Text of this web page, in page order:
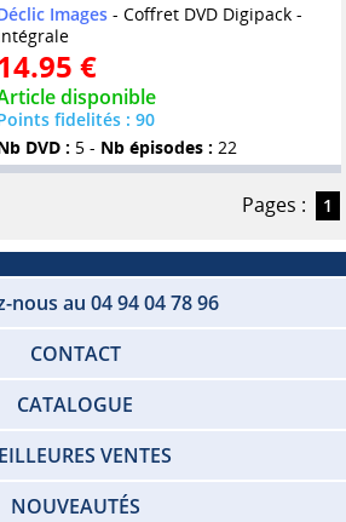
Images- Coffret DVD Digipack -
€
disponible
fidelités : 90
DVD : 5 - Nb épisodes : 22
Pages : 1
nous au 04 94 04 78 96
CONTACT
CATALOGUE
VENTES
NOUVEAUTÉS